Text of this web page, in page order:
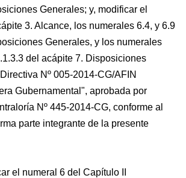
Generales; y, modificar el
3. Alcance, los numerales 6.4, y 6.9
Generales, y los numerales
del acápite 7. Disposiciones
Nº 005-2014-CG/AFIN
Gubernamental", aprobada por
Nº 445-2014-CG, conforme al
parte integrante de la presente
el numeral 6 del Capítulo II